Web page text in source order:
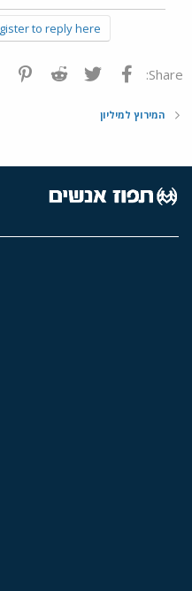
to reply here.
Share: פייסבוק Twitter
Reddit
המירוץ למיליון